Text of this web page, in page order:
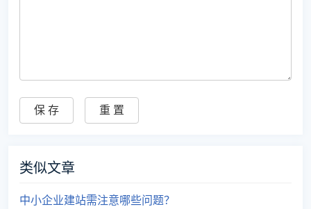
类似文章
中小企业建站需注意哪些问题？